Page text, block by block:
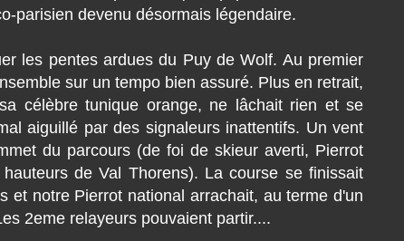
parisien devenu désormais légendaire.
les pentes ardues du Puy de Wolf. Au premier
sur un tempo bien assuré. Plus en retrait,
célèbre tunique orange, ne lâchait rien et se
aiguillé par des signaleurs inattentifs. Un vent
du parcours (de foi de skieur averti, Pierrot
de Val Thorens). La course se finissait
et notre Pierrot national arrachait, au terme d'un
2eme relayeurs pouvaient partir....